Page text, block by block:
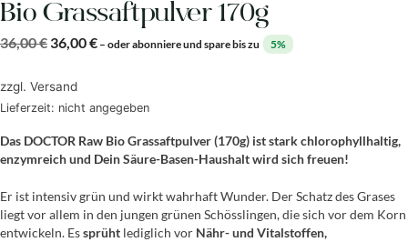
Bio Grassaftpulver 170g
36,00€ 36,00€ – oder abonniere und spare bis zu 5%
zzgl. Versand
Lieferzeit: nicht angegeben
Das DOCTOR Raw Bio Grassaftpulver (170g) ist stark chlorophyllhaltig,
enzymreich und Dein Säure-Basen-Haushalt wird sich freuen!
Er ist intensiv grün und wirkt wahrhaft Wunder. Der Schatz des Grases
liegt vor allem in den jungen grünen Schösslingen, die sich vor dem Korn
entwickeln. Essprüht lediglich vor Nähr- und Vitalstoffen,